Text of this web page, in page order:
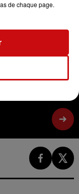
de chaque page.